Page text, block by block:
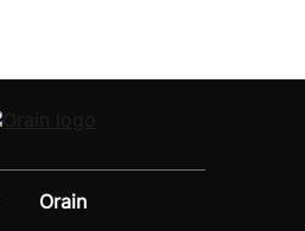
Orain